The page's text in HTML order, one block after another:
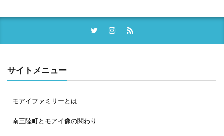
サイトメニュー
モアイファミリーとは
南三陸町とモアイ像の関わり